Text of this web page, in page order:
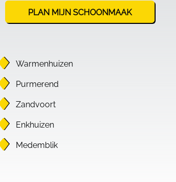
PLAN MIJN SCHOONMAAK
Warmenhuizen
Purmerend
Zandvoort
Enkhuizen
Medemblik